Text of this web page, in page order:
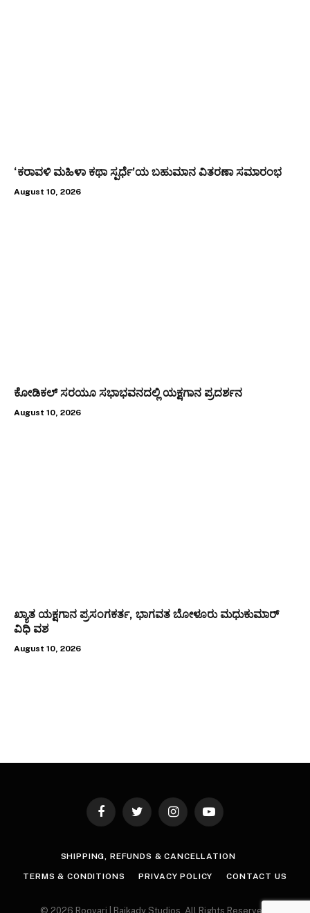
‘ಕರಾವಳಿ ಮಹಿಳಾ ಕಥಾ ಸ್ಪರ್ಧೆ’ಯ ಬಹುಮಾನ ವಿತರಣಾ ಸಮಾರಂಭ
August 10, 2026
ಕೋಡಿಕಲ್ ಸರಯೂ ಸಭಾಭವನದಲ್ಲಿ ಯಕ್ಷಗಾನ ಪ್ರದರ್ಶನ
August 10, 2026
ಖ್ಯಾತ ಯಕ್ಷಗಾನ ಪ್ರಸಂಗಕರ್ತ, ಭಾಗವತ ಬೋಳೂರು ಮಧುಕುಮಾರ್
ವಿಧಿ ವಶ
August 10, 2026
FacebookTwitter InstagramYouTube
SHIPPING, REFUNDS & CANCELLATION
TERMS & CONDITIONS PRIVACY POLICY CONTACT US
© 2026 Roovari | Baikady Studios. All Rights Reserved.